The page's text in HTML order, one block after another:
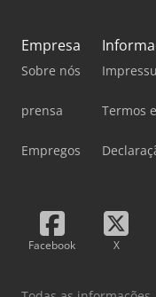
Empresa
Sobre nós
prensa
Empregos
Termos
Facebook X